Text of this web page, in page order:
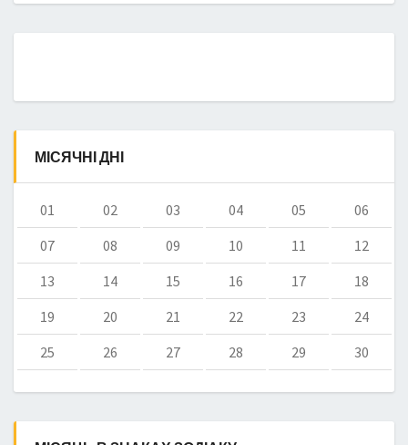
МІСЯЧНІ ДНІ
01 02 03 04 05
06
07
08 09 10 11
12
13
14 15 16 17
18
19
20 21 22 23
24
25
26 27 28 29 30